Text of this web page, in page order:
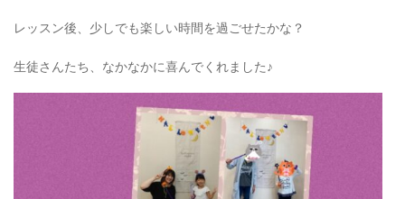
レッスン後、少しでも楽しい時間を過ごせたかな？
生徒さんたち、なかなかに喜んでくれました♪